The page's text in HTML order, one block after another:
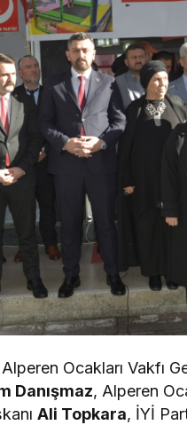
Alperen Ocakları Vakfı
Danışmaz, Alperen
Ali Topkara, İYİ